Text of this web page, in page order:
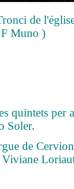
de
Muno )
quintets per
Soler.
de